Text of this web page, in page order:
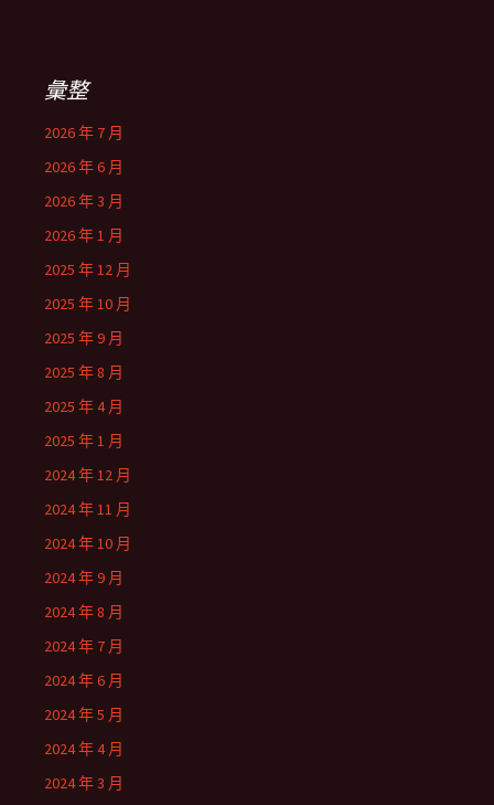
彙整
2026 年 7 月
2026 年 6 月
2026 年 3 月
2026 年 1 月
2025 年 12 月
2025 年 10 月
2025 年 9 月
2025 年 8 月
2025 年 4 月
2025 年 1 月
2024 年 12 月
2024 年 11 月
2024 年 10 月
2024 年 9 月
2024 年 8 月
2024 年 7 月
2024 年 6 月
2024 年 5 月
2024 年 4 月
2024 年 3 月